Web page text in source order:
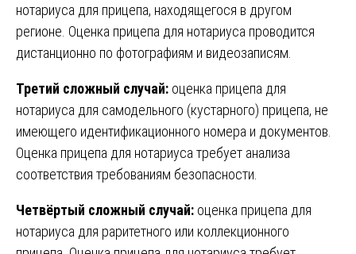
нотариуса для прицепа, находящегося в другом
регионе. Оценка прицепа для нотариуса проводится
дистанционно по фотографиям и видеозаписям.
Третий сложный случай: оценка прицепа для
нотариуса для самодельного (кустарного) прицепа, не
имеющего идентификационного номера и документов.
Оценка прицепа для нотариуса требует анализа
соответствия требованиям безопасности.
Четвёртый сложный случай: оценка прицепа для
нотариуса для раритетного или коллекционного